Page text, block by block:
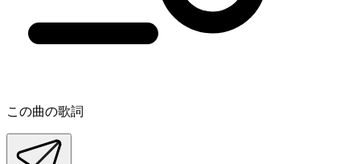
この曲の歌詞